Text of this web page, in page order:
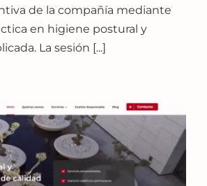
de la compañía mediante
en higiene postural y
La sesión [...]